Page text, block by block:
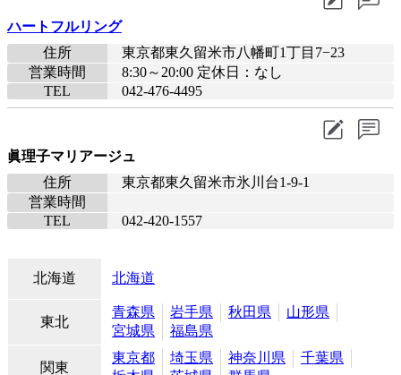
ハートフルリング
住所
東京都東久留米市八幡町1丁目7−23
営業時間
8:30～20:00 定休日：なし
TEL
042-476-4495
眞理子マリアージュ
住所
東京都東久留米市氷川台1-9-1
営業時間
TEL
042-420-1557
北海道 北海道
東北
青森県 岩手県 秋田県
山形県
宮城県
福島県
関東
東京都 埼玉県 神奈川県
千葉県